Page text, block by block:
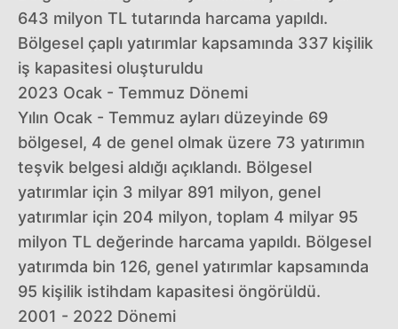
643 milyon TL tutarında harcama yapıldı.
Bölgesel çaplı yatırımlar kapsamında 337 kişilik
iş kapasitesi oluşturuldu
2023 Ocak - Temmuz Dönemi
Yılın Ocak - Temmuz ayları düzeyinde 69
bölgesel, 4 de genel olmak üzere 73 yatırımın
teşvik belgesi aldığı açıklandı. Bölgesel
yatırımlar için 3 milyar 891 milyon, genel
yatırımlar için 204 milyon, toplam 4 milyar 95
milyon TL değerinde harcama yapıldı. Bölgesel
yatırımda bin 126, genel yatırımlar kapsamında
95 kişilik istihdam kapasitesi öngörüldü.
2001 - 2022 Dönemi